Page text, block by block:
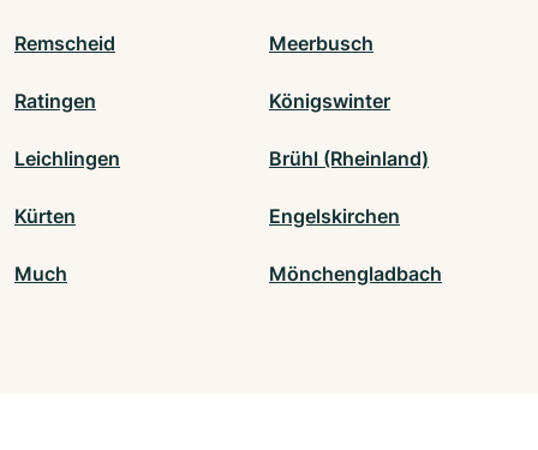
Remscheid Meerbusch
Ratingen Königswinter
Leichlingen Brühl (Rheinland)
Kürten Engelskirchen
Much Mönchengladbach